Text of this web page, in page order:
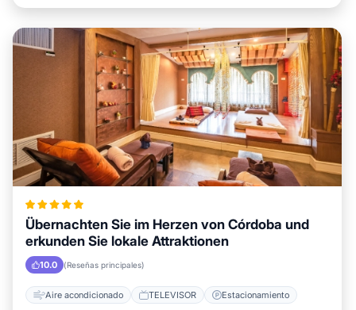
Übernachten Sie im Herzen von Córdoba und
erkunden Sie lokale Attraktionen
10.0 (Reseñas principales)
Aire acondicionado TELEVISOR Estacionamiento